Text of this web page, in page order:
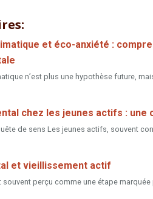
et éco-anxiété :
n’est plus une hypothèse future,
chez les jeunes actifs :
de sens Les jeunes actifs, souvent
et vieillissement actif
perçu comme une étape